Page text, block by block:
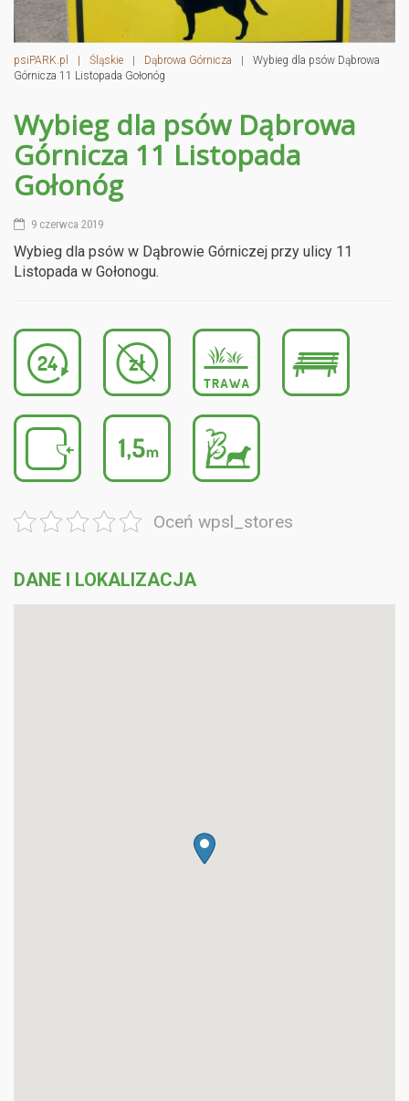
psiPARK.pl | Śląskie | Dąbrowa Górnicza |
Wybieg dla psów Dąbrowa
Górnicza 11 Listopada Gołonóg
Wybieg dla psów Dąbrowa
Górnicza 11 Listopada
Gołonóg
9 czerwca 2019
Wybieg dla psów w Dąbrowie Górniczej przy ulicy 11
Listopada w Gołonogu.
Oceń wpsl_stores
DANE I LOKALIZACJA